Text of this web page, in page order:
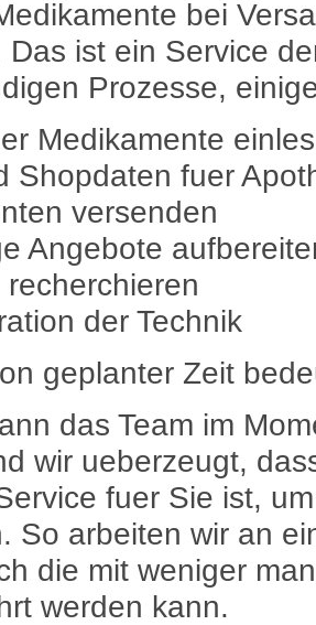
bei
Das ist ein Service
Prozesse,
Medikamente
Shopdaten fuer
versenden
Angebote
der Technik
geplanter Zeit
das Team im
wir ueberzeugt,
fuer Sie ist,
So arbeiten wir an
die mit weniger
werden kann.